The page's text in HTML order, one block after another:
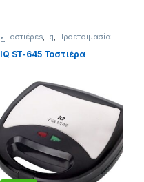
• Τοστιέρεs, Iq, Προετοιμασία
Πρωινού
IQ ST-645 Τοστιέρα